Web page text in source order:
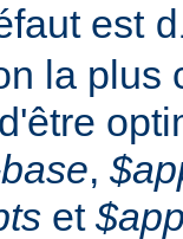
est
la plus
,
et